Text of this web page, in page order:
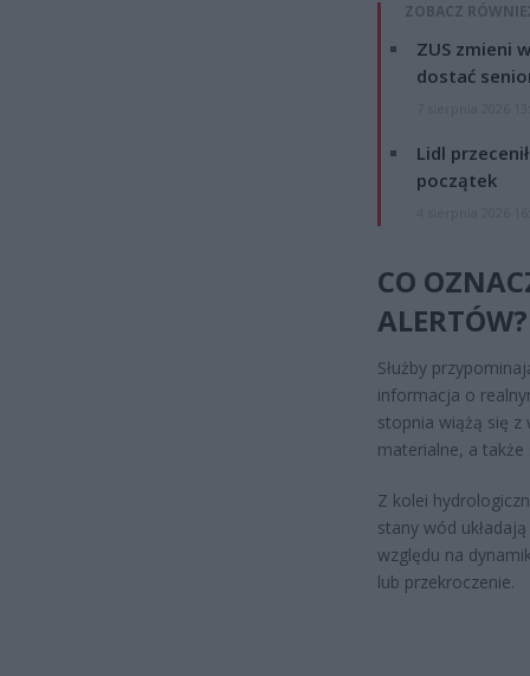
ZOBACZ
ZUS zmieni
dostać
Lidl
początek
CO
ALERTÓW?
Służby
informacja o
stopnia wiążą się
materialne, a
Z kolei
stany wód
względu na
lub przekroczenie.